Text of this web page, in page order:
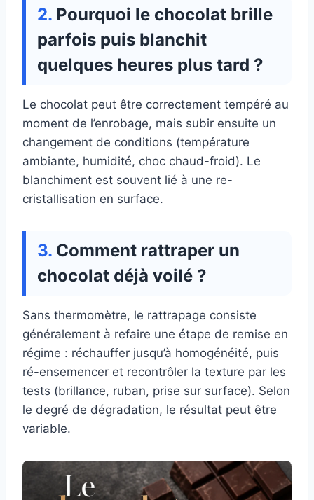
Pourquoi le chocolat brille
parfois puis blanchit
quelques heures plus tard ?
Le chocolat peut être correctement tempéré au
moment de l’enrobage, mais subir ensuite un
changement de conditions (température
ambiante, humidité, choc chaud-froid). Le
blanchiment est souvent lié à une re-
cristallisation en surface.
Comment rattraper un
chocolat déjà voilé ?
Sans thermomètre, le rattrapage consiste
généralement à refaire une étape de remise en
régime : réchauffer jusqu’à homogénéité, puis
ré-ensemencer et recontrôler la texture par les
tests (brillance, ruban, prise sur surface). Selon
le degré de dégradation, le résultat peut être
variable.